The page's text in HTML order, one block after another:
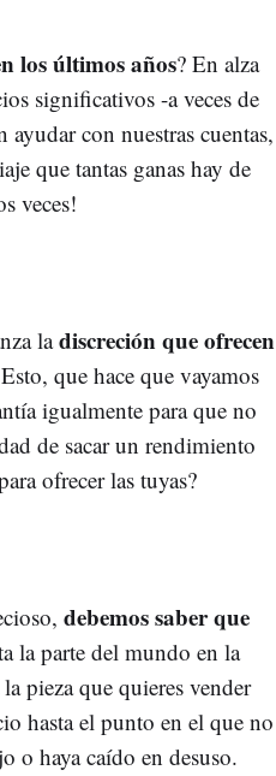
los últimos años? En alza
significativos -a veces de
con nuestras cuentas,
que tantas ganas hay de
veces!
ladiscreción que ofrecen
que hace que vayamos
igualmente para que no
de sacar un rendimiento
ofrecer las tuyas?
debemos saber que
la parte del mundo en la
pieza que quieres vender
hasta el punto en el que no
o haya caído en desuso.